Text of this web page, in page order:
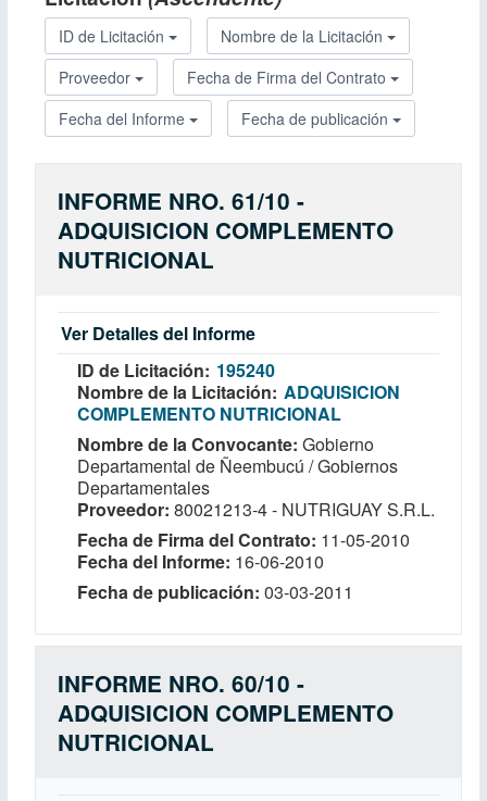
ID de Licitación
Nombre de la Licitación
Proveedor
Fecha de Firma del Contrato
Fecha del Informe
Fecha de publicación
INFORME NRO. 61/10 -
ADQUISICION COMPLEMENTO
NUTRICIONAL
Ver Detalles del Informe
ID de Licitación 195240
Nombre de la Licitación ADQUISICION
COMPLEMENTO NUTRICIONAL
Nombre de la Convocante Gobierno
Departamental de Ñeembucú / Gobiernos
Departamentales
Proveedor 80021213-4 - NUTRIGUAY S.R.L.
Fecha de Firma del Contrato 11-05-2010
Fecha del Informe 16-06-2010
Fecha de publicación 03-03-2011
INFORME NRO. 60/10 -
ADQUISICION COMPLEMENTO
NUTRICIONAL